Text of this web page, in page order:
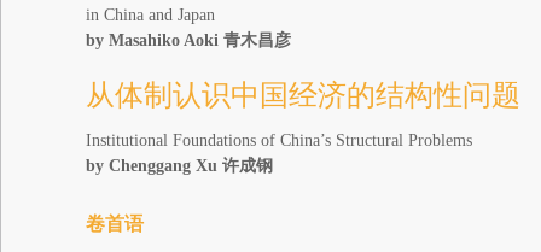
in China and Japan
by Masahiko Aoki 青木昌彦
从体制认识中国经济的结构性问题
Institutional Foundations of China’s Structural Problems
by Chenggang Xu 许成钢
卷首语